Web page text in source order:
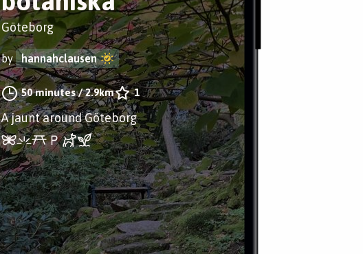
Göteborg
by hannahclausen
50 minutes/2.9km 1
A jaunt around Göteborg